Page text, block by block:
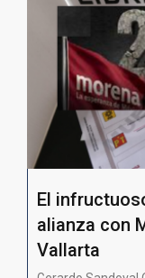
El
alianza con
Vallarta